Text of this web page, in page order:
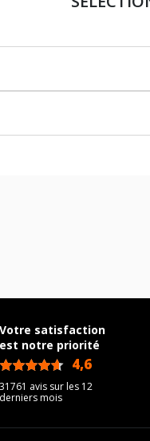
Votre satisfaction
est notre priorité
4,6
31761 avis sur les 12
derniers mois